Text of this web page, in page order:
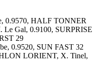
0.9570, HALF TONNER
Gal, 0.9100, SURPRISE
29
0.9520, SUN FAST 32
LORIENT, X. Tinel,